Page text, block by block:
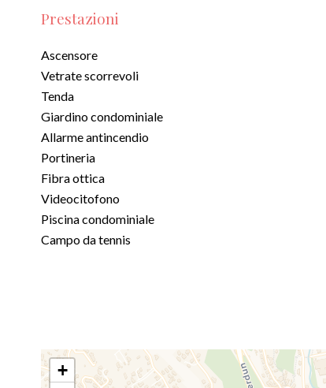
Prestazioni
Ascensore
Vetrate scorrevoli
Tenda
Giardino condominiale
Allarme antincendio
Portineria
Fibra ottica
Videocitofono
Piscina condominiale
Campo da tennis
+